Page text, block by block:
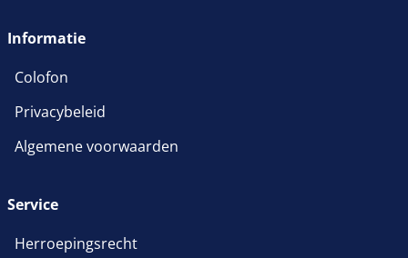
Informatie
Colofon
Privacybeleid
Algemene voorwaarden
Service
Herroepingsrecht